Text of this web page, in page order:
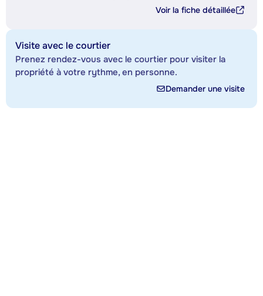
Voir la fiche détaillée
Visite avec le courtier
Prenez rendez-vous avec le courtier pour visiter la
propriété à votre rythme, en personne.
Demander une visite